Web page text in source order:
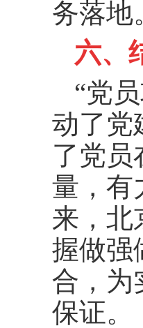
务落地
六、
“党
动了党
了党员
量，有
来，北
握做强
合，为
保证。